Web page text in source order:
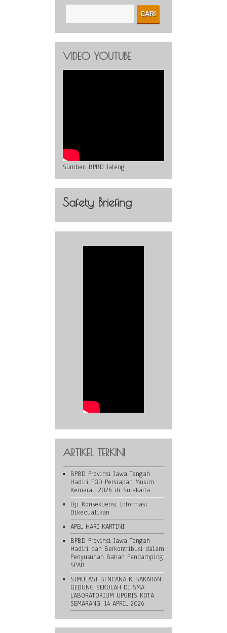
VIDEO YOUTUBE
Sumber: BPBD Jateng
Safety Briefing
ARTIKEL TERKINI
BPBD Provinsi Jawa Tengah
Hadiri FGD Persiapan Musim
Kemarau 2026 di Surakarta
Uji Konsekuensi Informasi
Dikecualikan
APEL HARI KARTINI
BPBD Provinsi Jawa Tengah
Hadiri dan Berkontribusi dalam
Penyusunan Bahan Pendamping
SPAB
SIMULASI BENCANA KEBAKARAN
GEDUNG SEKOLAH DI SMA
LABORATORIUM UPGRIS KOTA
SEMARANG, 14 APRIL 2026